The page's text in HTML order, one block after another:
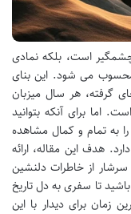
است، بلکه نمادی
محسوب می شود. این بنای
گرفته، هر سال میزبان
اما برای آنکه بتوانید
به تمام و کمال مشاهده
هدف این مقاله، ارائه
از خاطرات دلنشین
تا سفری به دل تاریخ
زمان برای دیدار با این